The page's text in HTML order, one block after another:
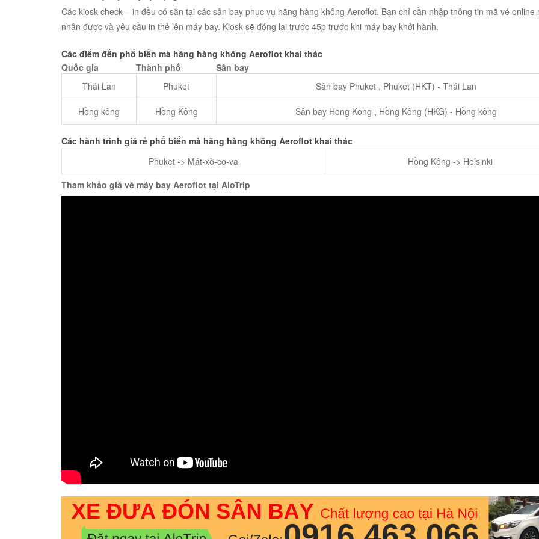
Các kiosk check – in đều có sẵn tại các sân bay phục vụ hãng hàng không Aeroflot. Bạn chỉ cần nhập thông tin mã vé online
nhận được và yêu cầu in thẻ lên máy bay. Kiosk sẽ đóng lại trước 45p trước khi máy bay khởi hành.
Các điểm đến phổ biến mà hãng hàng không Aeroflot khai thác
Quốc gia
Thành phố
Sân bay
Thái Lan
Phuket Sân bay Phuket , Phuket (HKT) - Thái Lan
Hồng kông Hồng Kông Sân bay Hong Kong , Hồng Kông (HKG) - Hồng kông
Các hành trình giá rẻ phổ biến mà hãng hàng không Aeroflot khai thác
Phuket -> Mát-xờ-cơ-va
Hồng Kông -> Helsinki
Tham khảo giá vé máy bay Aeroflot tại AloTrip